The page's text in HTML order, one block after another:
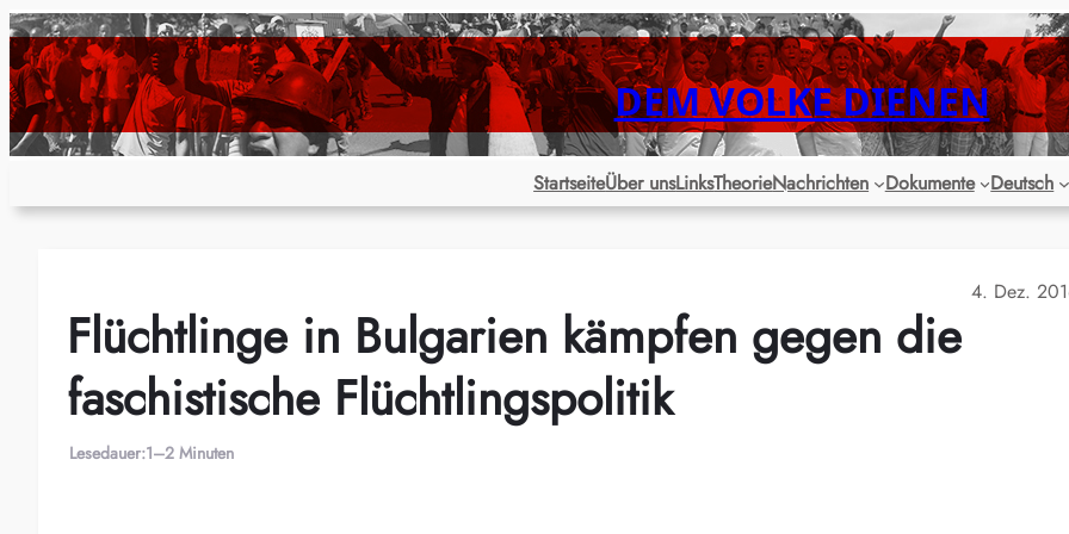
Zum
Inhalt
springen
DEM VOLKE DIENEN
StartseiteÜber unsLinksTheorieNachrichten Dokumente Deutsch
4. Dez.
Flüchtlinge in Bulgarien kämpfen gegen die
faschistische Flüchtlingspolitik
Lesedauer:1–2 Minuten